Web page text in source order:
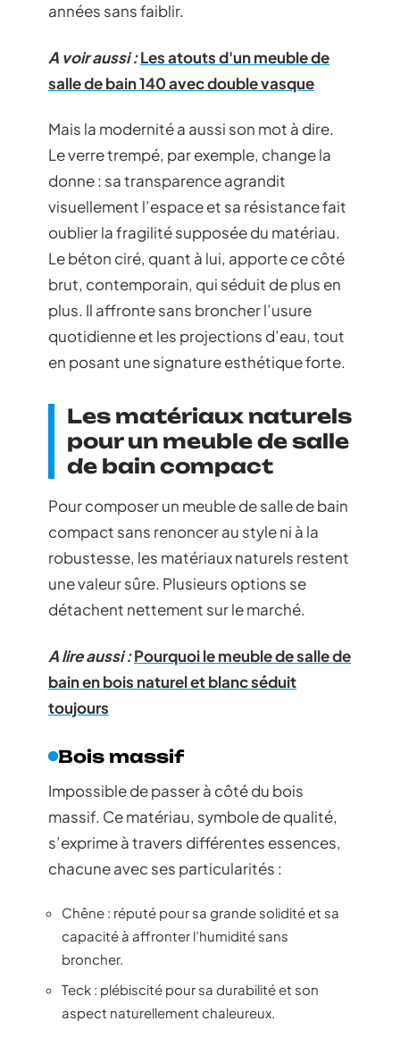
années sans faiblir.
A voir aussi :Les atouts d'un meuble de
salle de bain 140 avec double vasque
Mais la modernité a aussi son mot à dire.
Le verre trempé, par exemple, change la
donne : sa transparence agrandit
visuellement l’espace et sa résistance fait
oublier la fragilité supposée du matériau.
Le béton ciré, quant à lui, apporte ce côté
brut, contemporain, qui séduit de plus en
plus. Il affronte sans broncher l’usure
quotidienne et les projections d’eau, tout
en posant une signature esthétique forte.
Les matériaux naturels
pour un meuble de salle
de bain compact
Pour composer un meuble de salle de bain
compact sans renoncer au style ni à la
robustesse, les matériaux naturels restent
une valeur sûre. Plusieurs options se
détachent nettement sur le marché.
A lire aussi :Pourquoi le meuble de salle de
bain en bois naturel et blanc séduit
toujours
Bois massif
Impossible de passer à côté du bois
massif. Ce matériau, symbole de qualité,
s’exprime à travers différentes essences,
chacune avec ses particularités :
Chêne : réputé pour sa grande solidité et sa
capacité à affronter l’humidité sans
broncher.
Teck : plébiscité pour sa durabilité et son
aspect naturellement chaleureux.